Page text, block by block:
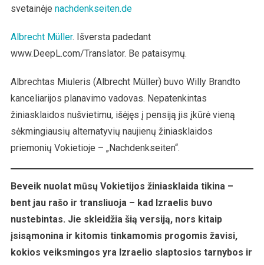
Net
svetainėje nachdenkseiten.de
Albrecht Müller. Išversta padedant
www.DeepL.com/Translator. Be pataisymų.
Albrechtas Miuleris (Albrecht Müller) buvo Willy Brandto
kanceliarijos planavimo vadovas. Nepatenkintas
žiniasklaidos nušvietimu, išėjęs į pensiją jis įkūrė vieną
sėkmingiausių alternatyvių naujienų žiniasklaidos
priemonių Vokietioje – „Nachdenkseiten“.
Beveik nuolat mūsų Vokietijos žiniasklaida tikina –
bent jau rašo ir transliuoja – kad Izraelis buvo
nustebintas. Jie skleidžia šią versiją, nors kitaip
įsisąmonina ir kitomis tinkamomis progomis žavisi,
kokios veiksmingos yra Izraelio slaptosios tarnybos ir